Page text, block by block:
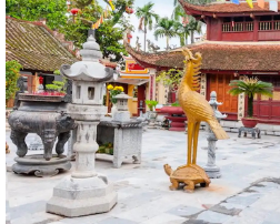
CHƯƠNG TRÌNH CÔNG TÁC CỦA
(Từ ngày 03/8/2026 đến ngày 09/8/
Triển khai thực hiện Kế hoạch số
UBND thành phố Hải Phòng
Thông báo về việc triển khai khai
Chatbox AI Trợ giúp pháp luật